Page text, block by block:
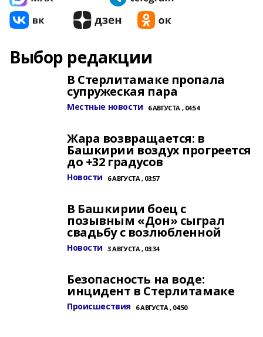
Выбор редакции
В Стерлитамаке пропала
супружеская пара
Местные новости 6 АВГУСТА , 04:54
Жара возвращается: в
Башкирии воздух прогреется
до +32 градусов
Новости 6 АВГУСТА , 03:57
В Башкирии боец с
позывным «Дон» сыграл
свадьбу с возлюбленной
Новости 3 АВГУСТА , 03:34
Безопасность на воде:
инцидент в Стерлитамаке
Происшествия 6 АВГУСТА , 04:50